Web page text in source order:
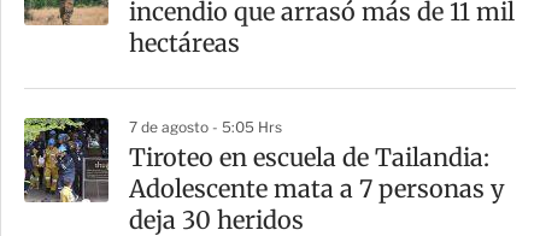
t
incendio que arrasó más de 11 mil
hectáreas
7 de agosto - 5:05 Hrs
Tiroteo en escuela de Tailandia:
Adolescente mata a 7 personas y
deja 30 heridos